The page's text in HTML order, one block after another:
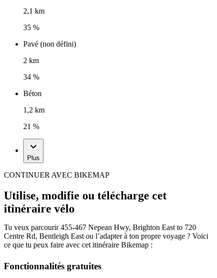
2,1 km
35 %
Pavé (non défini)
2 km
34 %
Béton
1,2 km
21 %
Plus
CONTINUER AVEC BIKEMAP
Utilise, modifie ou télécharge cet
itinéraire vélo
Tu veux parcourir 455-467 Nepean Hwy, Brighton East to 720
Centre Rd, Bentleigh East ou l’adapter à ton propre voyage ? Voici
ce que tu peux faire avec cet itinéraire Bikemap :
Fonctionnalités gratuites